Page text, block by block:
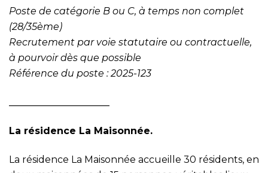
Poste de catégorie B ou C, à temps non complet
(28/35ème)
Recrutement par voie statutaire ou contractuelle,
à pourvoir dès que possible
Référence du poste : 2025-123
La résidence La Maisonnée.
La résidence La Maisonnée accueille 30 résidents, en